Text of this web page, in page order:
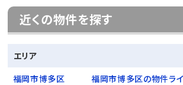
近くの物件を探す
エリア
福岡市博多区
福岡市博多区の物件ラ